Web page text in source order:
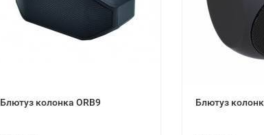
Блютуз колонка ORB9 Блютуз